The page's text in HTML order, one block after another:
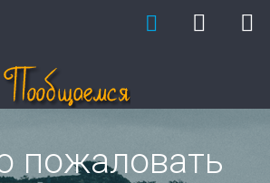
пожаловать